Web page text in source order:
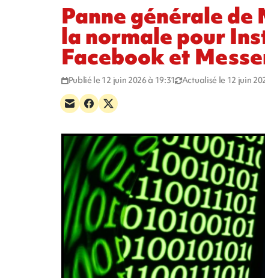
Panne générale de
la normale pour
Facebook et
Publié le 12 juin 2026 à 19:31 Actualisé le 12 juin